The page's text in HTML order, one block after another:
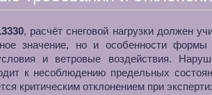
, расчёт снеговой нагрузки должен
значение, но и особенности формы
и ветровые воздействия.
к несоблюдению предельных
критическим отклонением при